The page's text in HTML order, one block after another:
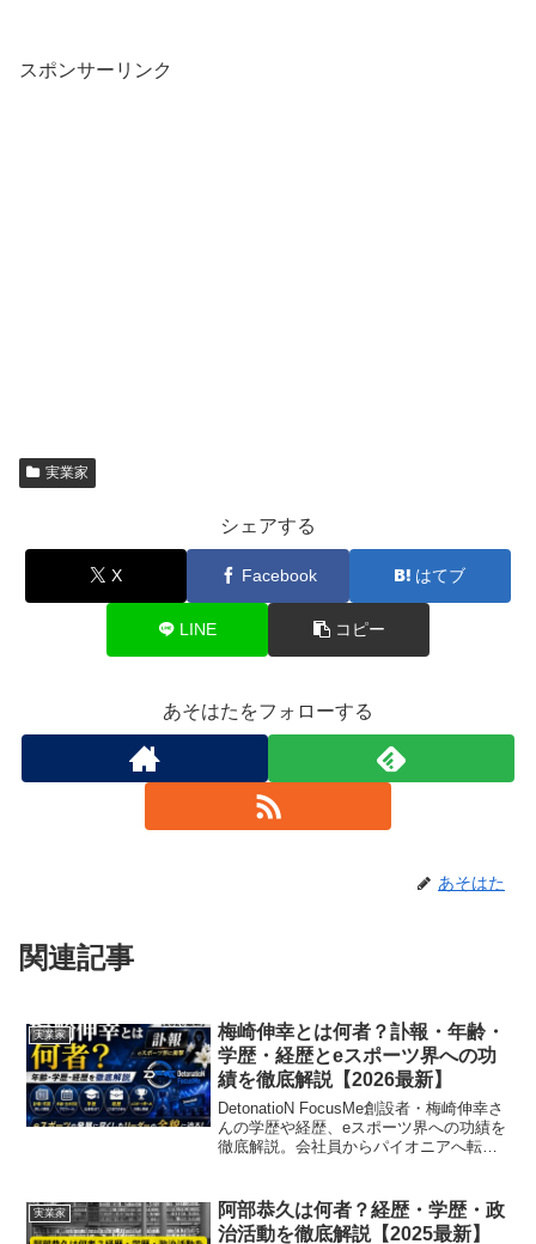
スポンサーリンク
実業家
シェアする
X Facebook はてブ
LINE コピー
あそはたをフォローする
あそはた
関連記事
実業家
梅崎伸幸とは何者？訃報・年齢・
学歴・経歴とeスポーツ界への功
績を徹底解説【2026最新】
DetonatioN FocusMe創設者・梅崎伸幸さ
んの学歴や経歴、eスポーツ界への功績を
徹底解説。会社員からパイオニアへ転身
実業家
阿部恭久は何者？経歴・学歴・政
治活動を徹底解説【2025最新】